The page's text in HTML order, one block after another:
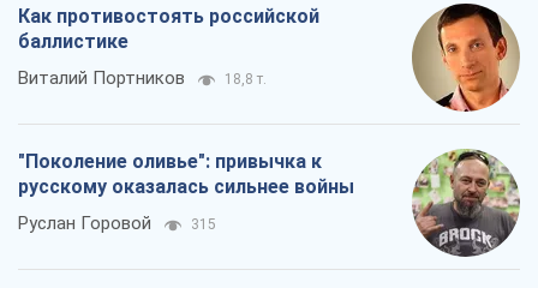
Как противостоять российской
баллистике
Виталий Портников 18,8 т.
"Поколение оливье": привычка к
русскому оказалась сильнее войны
Руслан Горовой 315